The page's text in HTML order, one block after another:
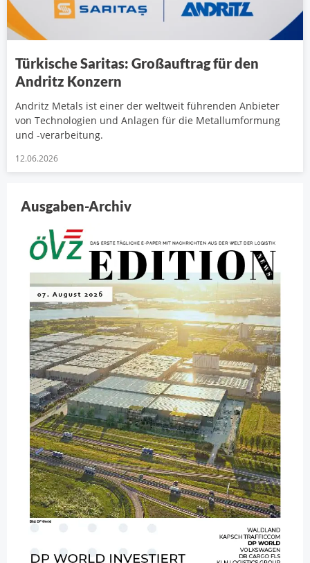
Türkische Saritas: Großauftrag für den
Andritz Konzern
Andritz Metals ist einer der weltweit führenden Anbieter
von Technologien und Anlagen für die Metallumformung
und -verarbeitung.
12.06.2026
Ausgaben-Archiv